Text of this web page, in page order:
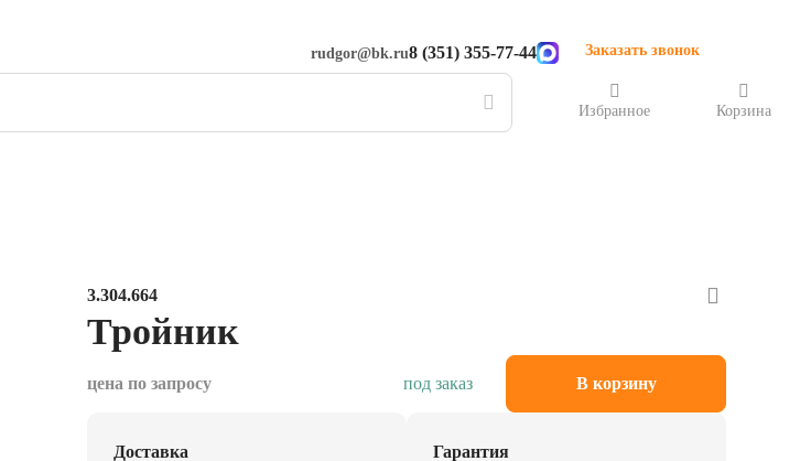
rudgor@bk.ru8 (351) 355-77-44 Заказать звонок
Избранное Корзина
3.304.664
Тройник
цена по запросу под заказ В корзину
Доставка Гарантия